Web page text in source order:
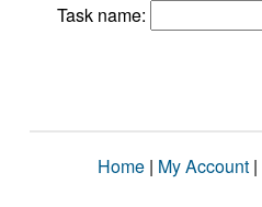
Task name:
Home | My Account |